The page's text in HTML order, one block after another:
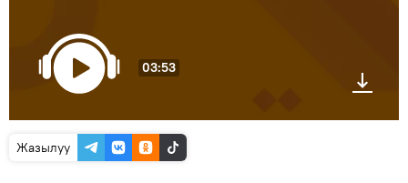
03:53
Жазылуу